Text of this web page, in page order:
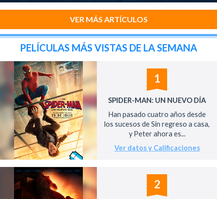
VER MÁS ARTÍCULOS
PELÍCULAS MÁS VISTAS DE LA SEMANA
1
SPIDER-MAN: UN NUEVO DÍA
Han pasado cuatro años desde
los sucesos de Sin regreso a casa,
y Peter ahora es...
Ver datos y Calificaciones
2